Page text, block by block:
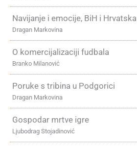
Navijanje i emocije, BiH i Hrvatska
Dragan Markovina
O komercijalizaciji fudbala
Branko Milanović
Poruke s tribina u Podgorici
Dragan Markovina
Gospodar mrtve igre
Ljubodrag Stojadinović